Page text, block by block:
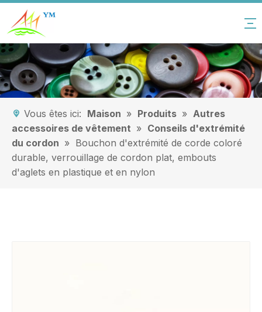
Vous êtes ici: Maison » Produits » Autres
accessoires de vêtement » Conseils d'extrémité
du cordon » Bouchon d'extrémité de corde coloré
durable, verrouillage de cordon plat, embouts
d'aglets en plastique et en nylon